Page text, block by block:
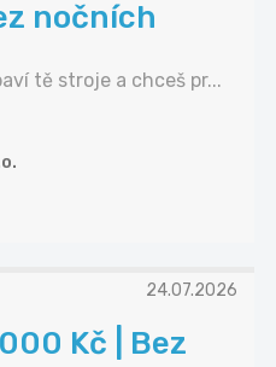
nočních
tě stroje a chceš pr...
24.07.2026
Kč | Bez